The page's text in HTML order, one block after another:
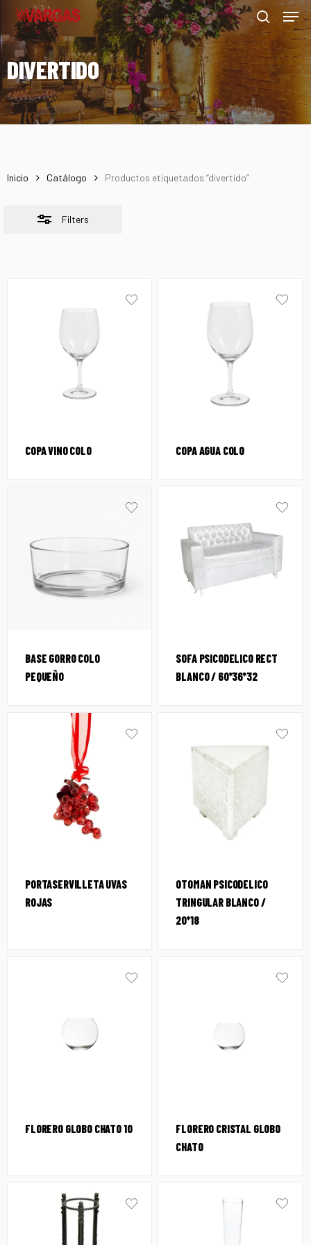
Skip
main
content
search
Menu
DIVERTIDO
Inicio Catálogo Productos etiquetados “divertido”
Filters
Close
Filters
COPA VINO COLO COPA AGUA COLO
BASE GORRO COLO
PEQUEÑO
SOFA PSICODELICO RECT
BLANCO / 60*36*32
PORTASERVILLETA UVAS
ROJAS
OTOMAN PSICODELICO
TRINGULAR BLANCO /
20*18
FLORERO GLOBO CHATO 10
FLORERO CRISTAL GLOBO
CHATO
Menu